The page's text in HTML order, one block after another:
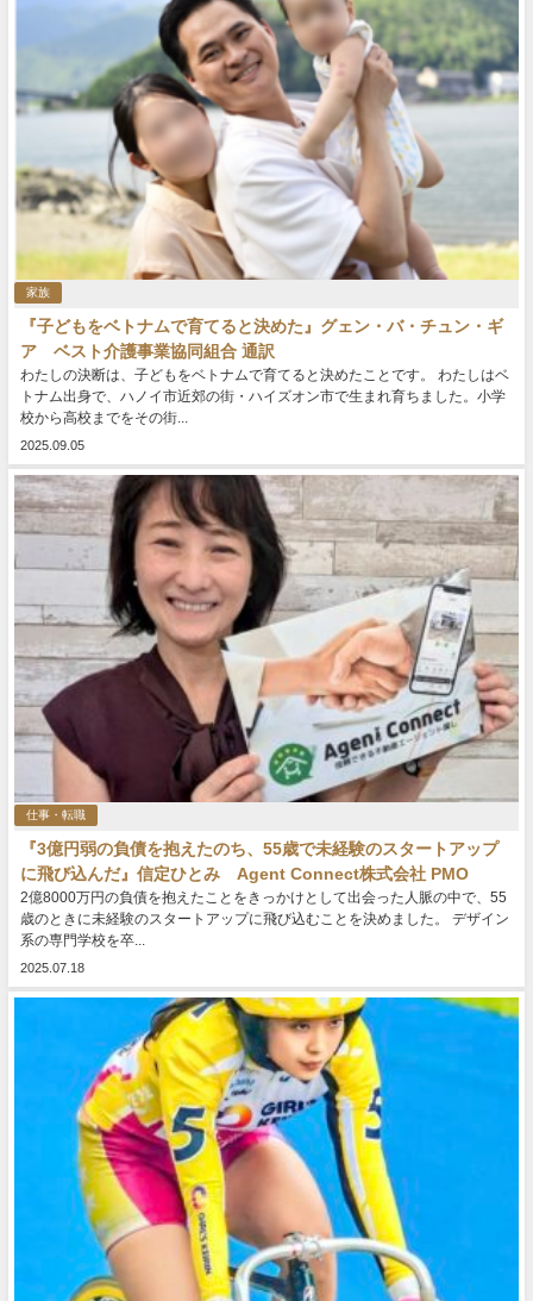
家族
『子どもをベトナムで育てると決めた』グェン・バ・チュン・ギ
ア ベスト介護事業協同組合 通訳
わたしの決断は、子どもをベトナムで育てると決めたことです。 わたしはベ
トナム出身で、ハノイ市近郊の街・ハイズオン市で生まれ育ちました。小学
校から高校までをその街...
2025.09.05
仕事・転職
『3億円弱の負債を抱えたのち、55歳で未経験のスタートアップ
に飛び込んだ』信定ひとみ Agent Connect株式会社 PMO
2億8000万円の負債を抱えたことをきっかけとして出会った人脈の中で、55
歳のときに未経験のスタートアップに飛び込むことを決めました。 デザイン
系の専門学校を卒...
2025.07.18